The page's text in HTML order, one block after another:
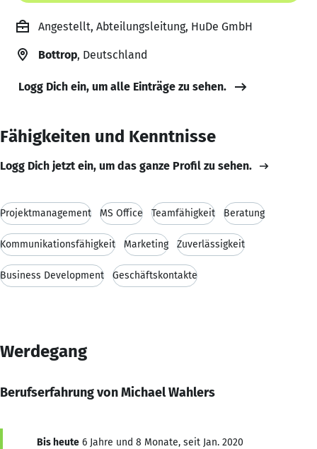
Angestellt, Abteilungsleitung, HuDe GmbH
Bottrop, Deutschland
Logg Dich ein, um alle Einträge zu sehen.
Fähigkeiten und Kenntnisse
Logg Dich jetzt ein, um das ganze Profil zu sehen.
Projektmanagement MS Office Teamfähigkeit Beratung
Kommunikationsfähigkeit Marketing Zuverlässigkeit
Business Development Geschäftskontakte
Werdegang
Berufserfahrung von Michael Wahlers
Bis heute 6 Jahre und 8 Monate, seit Jan. 2020